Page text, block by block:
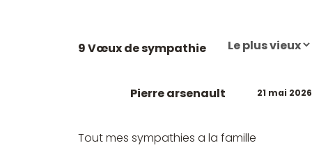
9 Vœux de sympathie
21 mai 2026
Pierre arsenault
Tout mes sympathies a la famille